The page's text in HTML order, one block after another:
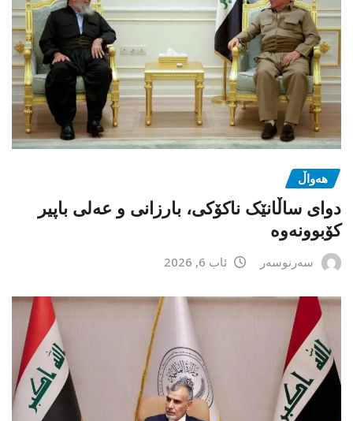
هەواڵ
دوای ساڵانێک ناکۆکی، بارزانی و عەلی باپیر
کۆبوونەوە
سەرنوسەر ئاب 6, 2026